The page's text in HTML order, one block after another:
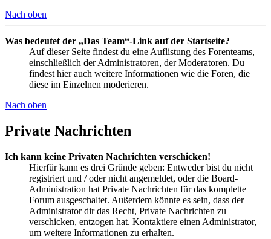
Nach oben
Was bedeutet der „Das Team“-Link auf der Startseite?
Auf dieser Seite findest du eine Auflistung des Forenteams,
einschließlich der Administratoren, der Moderatoren. Du
findest hier auch weitere Informationen wie die Foren, die
diese im Einzelnen moderieren.
Nach oben
Private Nachrichten
Ich kann keine Privaten Nachrichten verschicken!
Hierfür kann es drei Gründe geben: Entweder bist du nicht
registriert und / oder nicht angemeldet, oder die Board-
Administration hat Private Nachrichten für das komplette
Forum ausgeschaltet. Außerdem könnte es sein, dass der
Administrator dir das Recht, Private Nachrichten zu
verschicken, entzogen hat. Kontaktiere einen Administrator,
um weitere Informationen zu erhalten.